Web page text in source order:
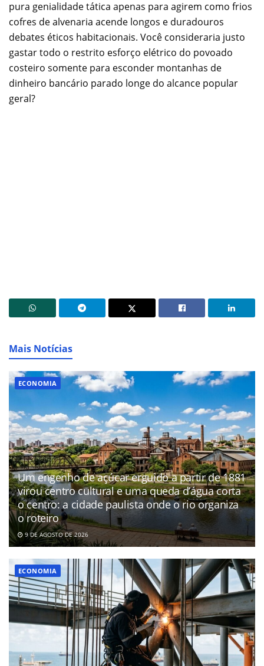
pura genialidade tática apenas para agirem como frios
cofres de alvenaria acende longos e duradouros
debates éticos habitacionais. Você consideraria justo
gastar todo o restrito esforço elétrico do povoado
costeiro somente para esconder montanhas de
dinheiro bancário parado longe do alcance popular
geral?
Mais Notícias
ECONOMIA
Um engenho de açúcar erguido a partir de 1881
virou centro cultural e uma queda d’água corta
o centro: a cidade paulista onde o rio organiza
o roteiro
9 DE AGOSTO DE 2026
ECONOMIA